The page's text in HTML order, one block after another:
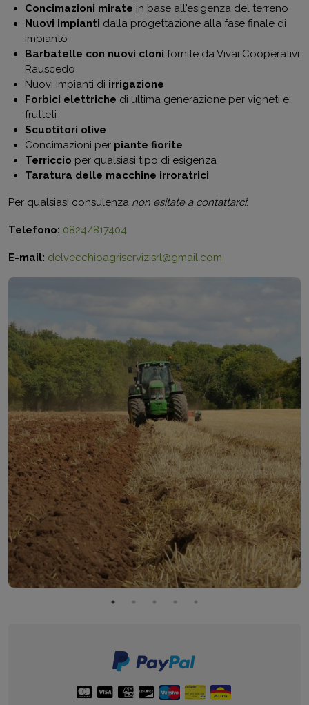
Concimazioni mirate in base all'esigenza del terreno
Nuovi impianti dalla progettazione alla fase finale di
impianto
Barbatelle con nuovi cloni fornite da Vivai Cooperativi
Rauscedo
Nuovi impianti di irrigazione
Forbici elettriche di ultima generazione per vigneti e
frutteti
Scuotitori olive
Concimazioni per piante fiorite
Terriccio per qualsiasi tipo di esigenza
Taratura delle macchine irroratrici
Per qualsiasi consulenza non esitate a contattarci:
Telefono: 0824/817404
E-mail: delvecchioagriservizisrl@gmail.com